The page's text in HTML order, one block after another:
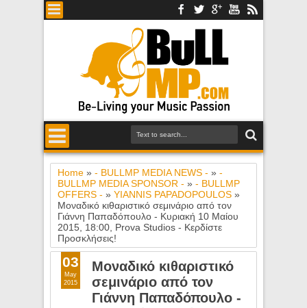
Home »- BULLMP MEDIA NEWS - »-
BULLMP MEDIA SPONSOR - »- BULLMP
OFFERS - »YIANNIS PAPADOPOULOS »
Μοναδικό κιθαριστικό σεμινάριο από τον
Γιάννη Παπαδόπουλο - Κυριακή 10 Μαίου
2015, 18:00, Prova Studios - Κερδίστε
Προσκλήσεις!
Μοναδικό κιθαριστικό
σεμινάριο από τον
Γιάννη Παπαδόπουλο -
03
May
2015